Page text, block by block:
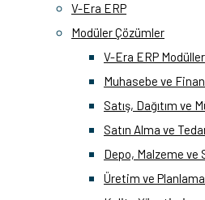
V-Era ERP
Modüler Çözümler
V-Era ERP Modüller
Muhasebe ve
Satış, Dağıtım ve
Satın Alma ve
Depo, Malzeme ve
Üretim ve